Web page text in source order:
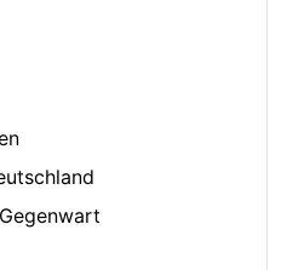
Erzpriester
Archimandrit